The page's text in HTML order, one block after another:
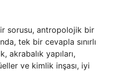
sorusu, antropolojik bir
tek bir cevapla sınırlı
akrabalık yapıları,
ve kimlik inşası, iyi